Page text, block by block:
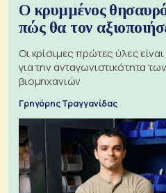
Ο κρυμμένος
πώς θα τον
Οι κρίσιμες πρώτες ύλες
για την ανταγωνιστικότητα
βιομηχανιών
Γρηγόρης Τραγγανίδας